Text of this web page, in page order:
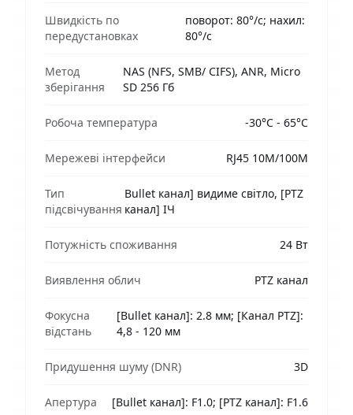
Швидкість по
передустановках
поворот: 80°/с; нахил:
80°/с
Метод
зберігання
NAS (NFS, SMB/ CIFS), ANR, Micro
SD 256 Гб
Робоча температура -30°C - 65°C
Мережеві інтерфейси RJ45 10M/100M
Тип
підсвічування
Bullet канал] видиме світло, [PTZ
канал] ІЧ
Потужність споживання 24 Вт
Виявлення облич PTZ канал
Фокусна
відстань
[Bullet канал]: 2.8 мм; [Канал PTZ]:
4,8 - 120 мм
Придушення шуму (DNR) 3D
Апертура [Bullet канал]: F1.0; [PTZ канал]: F1.6